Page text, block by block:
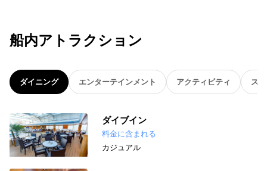
船内アトラクション
ダイニング エンターテインメント アクティビティ ス
ダイブイン
料金に含まれる
カジュアル